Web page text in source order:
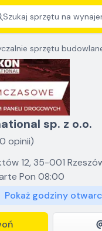
Szukaj sprzętu na
sprzętu
sp. z o.o.
opinii)
12, 35-001
Pon 08:00
Pokaż godziny